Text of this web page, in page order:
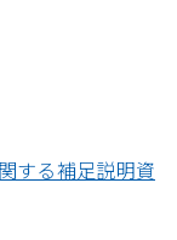
する補足説明資